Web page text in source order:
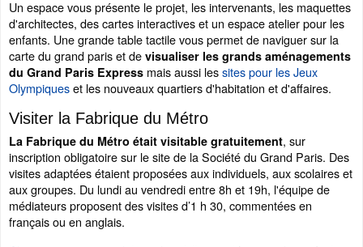
Un espace vous présente le projet, les intervenants, les maquettes
d'architectes, des cartes interactives et un espace atelier pour les
enfants. Une grande table tactile vous permet de naviguer sur la
carte du grand paris et de visualiser les grands aménagements
du Grand Paris Express mais aussi lessites pour les Jeux
Olympiqueset les nouveaux quartiers d'habitation et d'affaires.
Visiter la Fabrique du Métro
La Fabrique du Métro était visitable gratuitement, sur
inscription obligatoire sur le site de la Société du Grand Paris. Des
visites adaptées étaient proposées aux individuels, aux scolaires et
aux groupes. Du lundi au vendredi entre 8h et 19h, l'équipe de
médiateurs proposent des visites d’1 h 30, commentées en
français ou en anglais.